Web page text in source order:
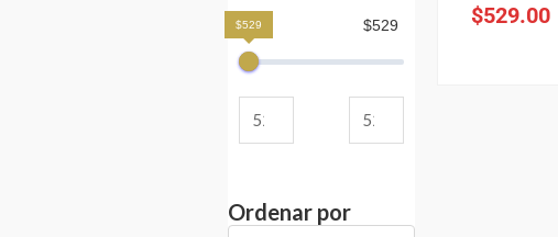
$529
$529
Ordenar por
$529.00